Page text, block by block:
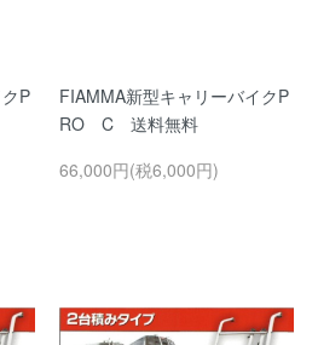
P
FIAMMA新型キャリーバイクP
RO C 送料無料
66,000円(税6,000円)